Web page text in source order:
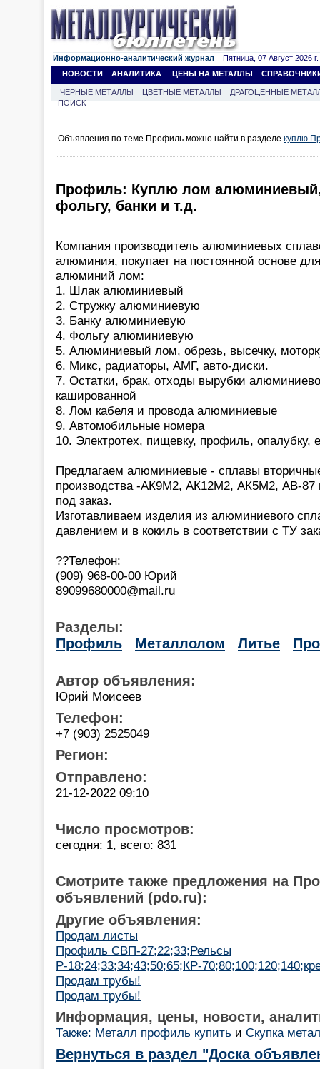
Информационно-аналитический журнал Пятница, 07 Август 2026 г.
НОВОСТИ
АНАЛИТИКА ЦЕНЫ НА МЕТАЛЛЫ
ЧЕРНЫЕ МЕТАЛЛЫ ЦВЕТНЫЕ МЕТАЛЛЫ
ДРАГОЦЕННЫЕ
ПОИСК
Объявления по теме Профиль можно найти в разделе куплю
Профиль: Куплю лом алюминиевый,
фольгу, банки и т.д.
Компания производитель алюминиевых
алюминия, покупает на постоянной основе
алюминий лом:
1. Шлак алюминиевый
2. Стружку алюминиевую
3. Банку алюминиевую
4. Фольгу алюминиевую
5. Алюминиевый лом, обрезь, высечку,
6. Микс, радиаторы, АМГ, авто-диски.
7. Остатки, брак, отходы вырубки
кашированной
8. Лом кабеля и провода алюминиевые
9. Автомобильные номера
10. Электротех, пищевку, профиль,
Предлагаем алюминиевые - сплавы
производства -АК9М2, АК12М2, АК5М2, АВ-87
под заказ.
Изготавливаем изделия из алюминиевого
давлением и в кокиль в соответствии с ТУ
??Телефон:
(909) 968-00-00 Юрий
89099680000@mail.ru
Разделы:
Профиль
Металлолом Литье
Автор объявления:
Юрий Моисеев
Телефон:
+7 (903) 2525049
Регион:
Отправлено:
21-12-2022 09:10
Число просмотров:
сегодня: 1, всего: 831
Смотрите также предложения на
объявлений (pdo.ru):
Другие объявления:
Продам листы
Профиль СВП-27;22;33;Рельсы
Р-18;24;33;34;43;50;65;КР-
Продам трубы!
Продам трубы!
Информация, цены, новости,
Также: Металл профиль купить и Скупка
Вернуться в раздел "Доска